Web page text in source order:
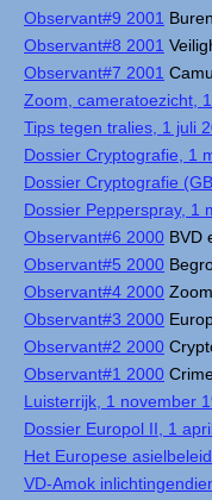
Observant#9 2001
Observant#8 2001
Observant#7 2001
Zoom, cameratoezicht,
Tips tegen tralies, 1 juli
Dossier Cryptografie, 1
Dossier Cryptografie
Dossier Pepperspray, 1
Observant#6 2000 BVD
Observant#5 2000
Observant#4 2000
Observant#3 2000
Observant#2 2000
Observant#1 2000
Luisterrijk, 1 november
Dossier Europol II, 1
Het Europese
VD-Amok